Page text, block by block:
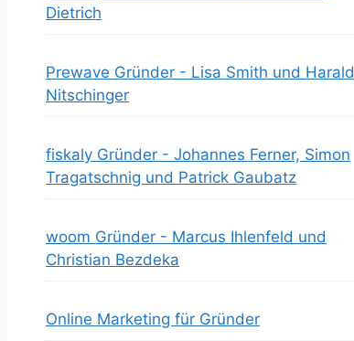
Dietrich
Prewave Gründer - Lisa Smith und Harald
Nitschinger
fiskaly Gründer - Johannes Ferner, Simon
Tragatschnig und Patrick Gaubatz
woom Gründer - Marcus Ihlenfeld und
Christian Bezdeka
Online Marketing für Gründer